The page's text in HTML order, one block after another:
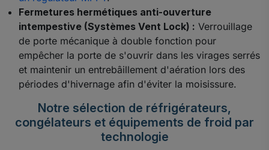
Fermetures hermétiques anti-ouverture
intempestive (Systèmes Vent Lock) : Verrouillage
de porte mécanique à double fonction pour
empêcher la porte de s'ouvrir dans les virages serrés
et maintenir un entrebâillement d'aération lors des
périodes d'hivernage afin d'éviter la moisissure.
Notre sélection de réfrigérateurs,
congélateurs et équipements de froid par
technologie